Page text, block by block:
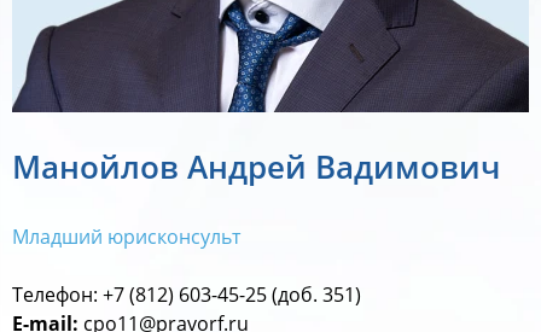
Манойлов Андрей Вадимович
Младший юрисконсульт
Телефон: +7 (812) 603-45-25(доб. 351)
E-mail: cpo11@pravorf.ru